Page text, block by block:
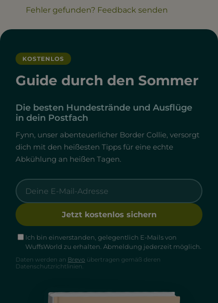
Fehler gefunden? Feedback senden
KOSTENLOS
Guide durch den Sommer
Die besten Hundestrände und Ausflüge
in dein Postfach
Fynn, unser abenteuerlicher Border Collie, versorgt
dich mit den heißesten Tipps für eine echte
Abkühlung an heißen Tagen.
Jetzt kostenlos sichern
Ich bin einverstanden, gelegentlich E-Mails von
WuffsWorld zu erhalten. Abmeldung jederzeit möglich.
Daten werden an Brevo übertragen gemäß deren
Datenschutzrichtlinien.